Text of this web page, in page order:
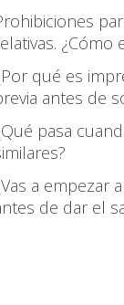
¿Cómo
qué es
antes de
pasa
a empezar
de dar el